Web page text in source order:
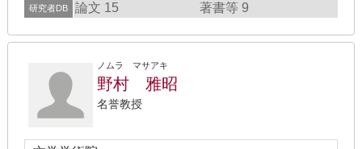
研究者DB 論文 15 著書等 9
ノムラ マサアキ
野村 雅昭
名誉教授